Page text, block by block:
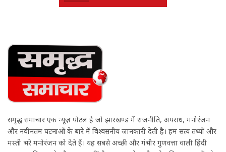
समृद्ध समाचार एक न्यूज़ पोर्टल है जो झारखण्ड में राजनीति, अपराध, मनोरंजन
और नवीनतम घटनाओं के बारे में विश्वसनीय जानकारी देती है। हम सत्य तथ्यों और
मस्ती भरे मनोरंजन को देते हैं। यह सबसे अच्छी और गंभीर गुणवत्ता वाली हिंदी